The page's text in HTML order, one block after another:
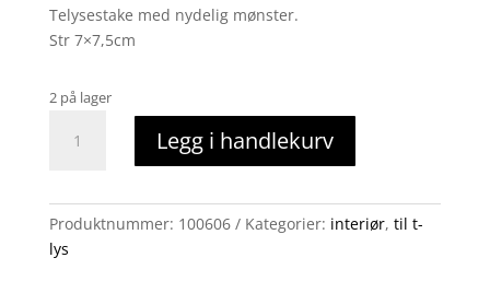
Telysestake med nydelig mønster.
Str 7×7,5cm
2 på lager
Legg i handlekurv
Produktnummer: 100606 Kategorier: interiør, til t-
lys